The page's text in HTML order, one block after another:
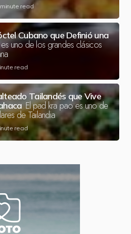
read
Cubano que Definió una
es uno de los grandes clásicos
read
Tailandés que Vive
El pad kra pao es uno de
de Tailandia
read